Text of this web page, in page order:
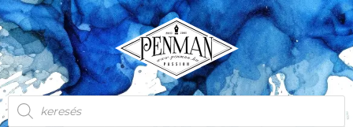
Skip
to
content
Products
search